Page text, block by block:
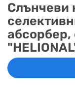
Слънчеви
абсорбер,